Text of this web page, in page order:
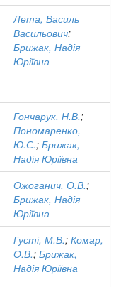
Лета, Василь
Васильович;
Брижак, Надія
Юріївна
Гончарук, Н.В.;
Пономаренко,
Ю.С.; Брижак,
Надія Юріївна
Ожоганич, О.В.;
Брижак, Надія
Юріївна
Густі, М.В.; Комар,
О.В.; Брижак,
Надія Юріївна